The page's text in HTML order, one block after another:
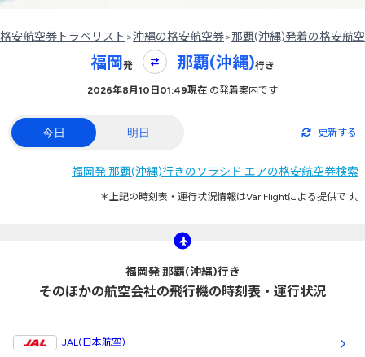
格安航空券トラベリスト >沖縄の格安航空券>那覇(沖縄)発着の格安航
福岡 発 那覇(沖縄)行き
2026年8月10日01:49現在 の発着案内です
今日 明日 更新する
福岡発 那覇(沖縄)行きのソラシド エアの格安航空券検索
＊上記の時刻表・運行状況情報はVariFlightによる提供です。
福岡発 那覇(沖縄)行き
そのほかの航空会社の飛行機の時刻表・運行状況
JAL(日本航空)